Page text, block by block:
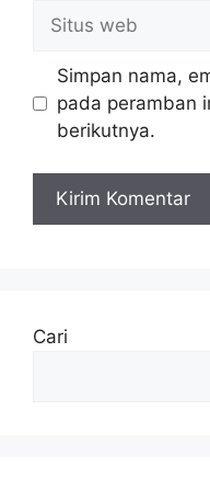
Situs
web
Simpan nama,
pada peramban
berikutnya.
Cari